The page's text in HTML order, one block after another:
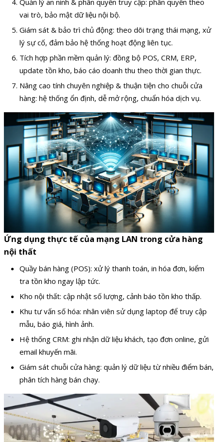
vai trò, bảo mật dữ liệu nội bộ.
Giám sát & bảo trì chủ động: theo dõi trạng thái mạng, xử
lý sự cố, đảm bảo hệ thống hoạt động liên tục.
Tích hợp phần mềm quản lý: đồng bộ POS, CRM, ERP,
update tồn kho, báo cáo doanh thu theo thời gian thực.
Nâng cao tính chuyên nghiệp & thuận tiện cho chuỗi cửa
hàng: hệ thống ổn định, dễ mở rộng, chuẩn hóa dịch vụ.
Ứng dụng thực tế của mạng LAN trong cửa hàng
nội thất
Quầy bán hàng (POS): xử lý thanh toán, in hóa đơn, kiểm
tra tồn kho ngay lập tức.
Kho nội thất: cập nhật số lượng, cảnh báo tồn kho thấp.
Khu tư vấn số hóa: nhân viên sử dụng laptop để truy cập
mẫu, báo giá, hình ảnh.
Hệ thống CRM: ghi nhận dữ liệu khách, tạo đơn online, gửi
email khuyến mãi.
Giám sát chuỗi cửa hàng: quản lý dữ liệu từ nhiều điểm bán,
phân tích hàng bán chạy.